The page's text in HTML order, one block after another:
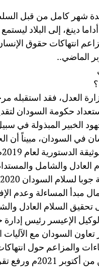
شهر كامل من قبل
دينغ، إلى البلاد
انتهاكات حقوق
الماضي..
العدل، فقد
حكومة السودان
الخبير المبذولة في
في السودان، مبيناً أن
العادل والشامل
مبدأ المساءلة وعدم
السلام العادل
الإعيسر رئيس إدارة
تعاون السودان مع
والمزاعم حول